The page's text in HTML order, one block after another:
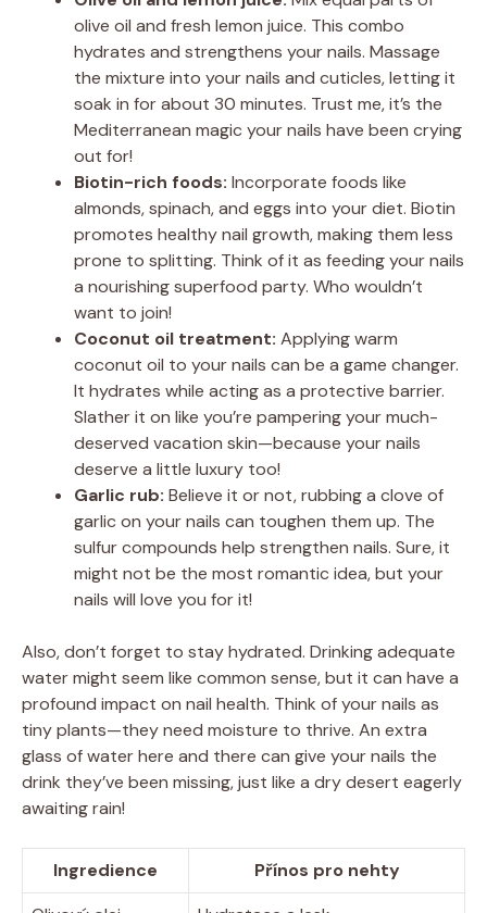
olive oil and fresh lemon juice. This combo
hydrates and strengthens your nails. Massage
the mixture into your nails and cuticles, letting it
soak in for about 30 minutes. Trust me, it’s the
Mediterranean magic your nails have been crying
out for!
Biotin-rich foods: Incorporate foods like
almonds, spinach, and eggs into your diet. Biotin
promotes healthy nail growth, making them less
prone to splitting. Think of it as feeding your nails
a nourishing superfood party. Who wouldn’t
want to join!
Coconut oil treatment: Applying warm
coconut oil to your nails can be a game changer.
It hydrates while acting as a protective barrier.
Slather it on like you’re pampering your much-
deserved vacation skin—because your nails
deserve a little luxury too!
Garlic rub: Believe it or not, rubbing a clove of
garlic on your nails can toughen them up. The
sulfur compounds help strengthen nails. Sure, it
might not be the most romantic idea, but your
nails will love you for it!
Also, don’t forget to stay hydrated. Drinking adequate
water might seem like common sense, but it can have a
profound impact on nail health. Think of your nails as
tiny plants—they need moisture to thrive. An extra
glass of water here and there can give your nails the
drink they’ve been missing, just like a dry desert eagerly
awaiting rain!
Ingredience
Přínos pro nehty